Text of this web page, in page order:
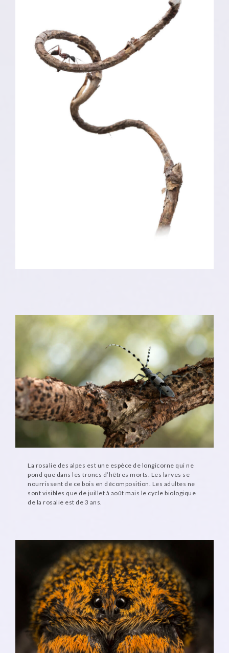
La rosalie des alpes est une espèce de longicorne qui ne
pond que dans les troncs d’hêtres morts. Les larves se
nourrissent de ce bois en décomposition. Les adultes ne
sont visibles que de juillet à août mais le cycle biologique
de la rosalie est de 3 ans.